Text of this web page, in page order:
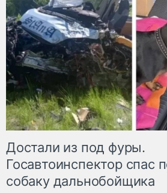
Достали из под фуры.
Госавтоинспектор спас
собаку дальнобойщика